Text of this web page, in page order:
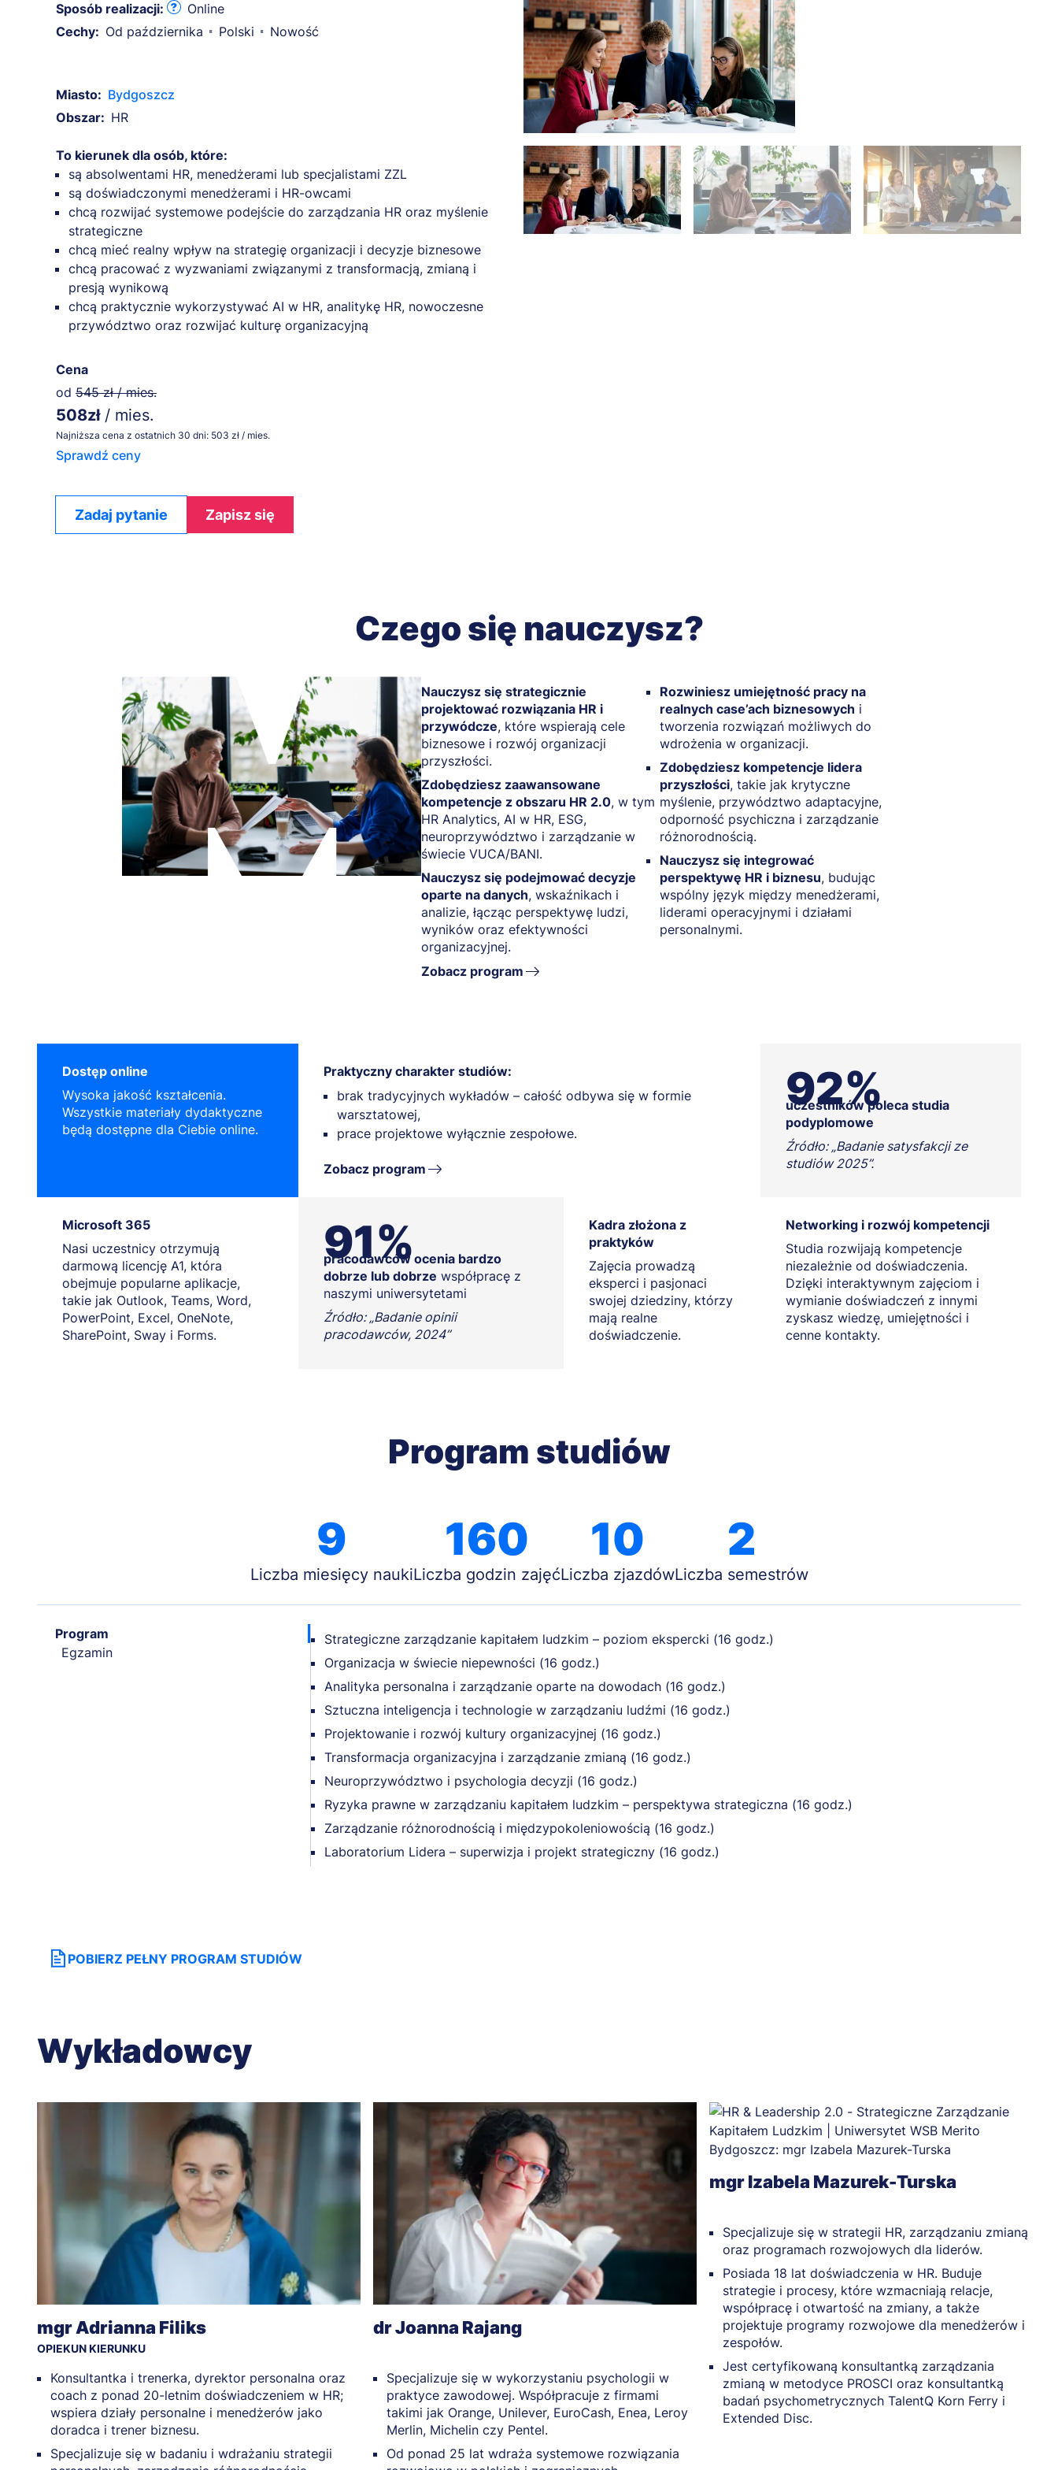
Sposób realizacji:
Online
Cechy: Od października Polski Nowość
Miasto: Bydgoszcz
Obszar: HR
To kierunek dla osób, które:
są absolwentami HR, menedżerami lub specjalistami ZZL
są doświadczonymi menedżerami i HR-owcami
chcą rozwijać systemowe podejście do zarządzania HR oraz myślenie
strategiczne
chcą mieć realny wpływ na strategię organizacji i decyzje biznesowe
chcą pracować z wyzwaniami związanymi z transformacją, zmianą i
presją wynikową
chcą praktycznie wykorzystywać AI w HR, analitykę HR, nowoczesne
przywództwo oraz rozwijać kulturę organizacyjną
Cena
od 545 zł / mies.
508zł / mies.
Najniższa cena z ostatnich 30 dni: 503 zł / mies.
Sprawdź ceny
Zadaj pytanie Zapisz się
Czego się nauczysz?
Nauczysz się strategicznie
projektować rozwiązania HR i
przywódcze, które wspierają cele
biznesowe i rozwój organizacji
przyszłości.
Zdobędziesz zaawansowane
kompetencje z obszaru HR 2.0, w tym
HR Analytics, AI w HR, ESG,
neuroprzywództwo i zarządzanie w
świecie VUCA/BANI.
Nauczysz się podejmować decyzje
oparte na danych, wskaźnikach i
analizie, łącząc perspektywę ludzi,
wyników oraz efektywności
organizacyjnej.
Rozwiniesz umiejętność pracy na
realnych case’ach biznesowych i
tworzenia rozwiązań możliwych do
wdrożenia w organizacji.
Zdobędziesz kompetencje lidera
przyszłości, takie jak krytyczne
myślenie, przywództwo adaptacyjne,
odporność psychiczna i zarządzanie
różnorodnością.
Nauczysz się integrować
perspektywę HR i biznesu, budując
wspólny język między menedżerami,
liderami operacyjnymi i działami
personalnymi.
Zobacz program
Dostęp online
Wysoka jakość kształcenia.
Wszystkie materiały dydaktyczne
będą dostępne dla Ciebie online.
Praktyczny charakter studiów:
brak tradycyjnych wykładów – całość odbywa się w formie
warsztatowej,
prace projektowe wyłącznie zespołowe.
Zobacz program
92%
uczestników poleca studia
podyplomowe
Źródło: „Badanie satysfakcji ze
studiów 2025”.
Microsoft 365
Nasi uczestnicy otrzymują
darmową licencję A1, która
obejmuje popularne aplikacje,
takie jak Outlook, Teams, Word,
PowerPoint, Excel, OneNote,
SharePoint, Sway i Forms.
91%
pracodawców ocenia bardzo
dobrze lub dobrze współpracę z
naszymi uniwersytetami
Źródło: „Badanie opinii
pracodawców, 2024”
Kadra złożona z
praktyków
Zajęcia prowadzą
eksperci i pasjonaci
swojej dziedziny, którzy
mają realne
doświadczenie.
Networking i rozwój kompetencji
Studia rozwijają kompetencje
niezależnie od doświadczenia.
Dzięki interaktywnym zajęciom i
wymianie doświadczeń z innymi
zyskasz wiedzę, umiejętności i
cenne kontakty.
Program studiów
9
Liczba miesięcy nauki
160
Liczba godzin zajęć
10
Liczba zjazdów
2
Liczba semestrów
Program
Egzamin
Strategiczne zarządzanie kapitałem ludzkim – poziom ekspercki (16 godz.)
Organizacja w świecie niepewności (16 godz.)
Analityka personalna i zarządzanie oparte na dowodach (16 godz.)
Sztuczna inteligencja i technologie w zarządzaniu ludźmi (16 godz.)
Projektowanie i rozwój kultury organizacyjnej (16 godz.)
Transformacja organizacyjna i zarządzanie zmianą (16 godz.)
Neuroprzywództwo i psychologia decyzji (16 godz.)
Ryzyka prawne w zarządzaniu kapitałem ludzkim – perspektywa strategiczna (16 godz.)
Zarządzanie różnorodnością i międzypokoleniowością (16 godz.)
Laboratorium Lidera – superwizja i projekt strategiczny (16 godz.)
POBIERZ PEŁNY PROGRAM STUDIÓW
Wykładowcy
mgr Adrianna Filiks
OPIEKUN KIERUNKU
Konsultantka i trenerka, dyrektor personalna oraz
coach z ponad 20-letnim doświadczeniem w HR;
wspiera działy personalne i menedżerów jako
doradca i trener biznesu.
Specjalizuje się w badaniu i wdrażaniu strategii
dr Joanna Rajang
Specjalizuje się w wykorzystaniu psychologii w
praktyce zawodowej. Współpracuje z firmami
takimi jak Orange, Unilever, EuroCash, Enea, Leroy
Merlin, Michelin czy Pentel.
Od ponad 25 lat wdraża systemowe rozwiązania
mgr Izabela Mazurek-Turska
Specjalizuje się w strategii HR, zarządzaniu zmianą
oraz programach rozwojowych dla liderów.
Posiada 18 lat doświadczenia w HR. Buduje
strategie i procesy, które wzmacniają relacje,
współpracę i otwartość na zmiany, a także
projektuje programy rozwojowe dla menedżerów i
zespołów.
Jest certyfikowaną konsultantką zarządzania
zmianą w metodyce PROSCI oraz konsultantką
badań psychometrycznych TalentQ Korn Ferry i
Extended Disc.